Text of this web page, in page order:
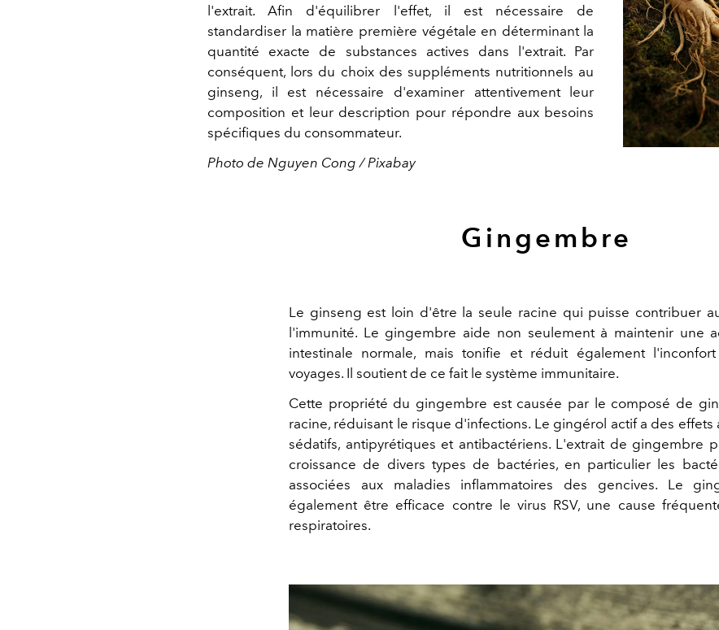
l'extrait. Afin d'équilibrer l'effet, il est nécessaire de
standardiser la matière première végétale en déterminant la
quantité exacte de substances actives dans l'extrait. Par
conséquent, lors du choix des suppléments nutritionnels au
ginseng, il est nécessaire d'examiner attentivement leur
composition et leur description pour répondre aux besoins
spécifiques du consommateur.
Photo de Nguyen Cong / Pixabay
Gingembre
Le ginseng est loin d'être la seule racine qui puisse contribuer
l'immunité. Le gingembre aide non seulement à maintenir une
intestinale normale, mais tonifie et réduit également
voyages. Il soutient de ce fait le système immunitaire.
Cette propriété du gingembre est causée par le composé de
racine, réduisant le risque d'infections. Le gingérol actif a des effets
sédatifs, antipyrétiques et antibactériens. L'extrait de gingembre
croissance de divers types de bactéries, en particulier les
associées aux maladies inflammatoires des gencives. Le
également être efficace contre le virus RSV, une cause
respiratoires.